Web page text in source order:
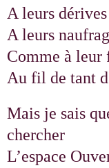
A leurs dérives
A leurs
Comme à leur
Au fil de tant
Mais je sais
chercher
L’espace